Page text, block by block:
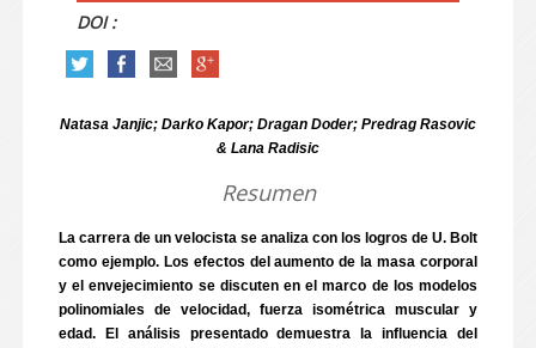
DOI :
Natasa Janjic; Darko Kapor; Dragan Doder; Predrag Rasovic
& Lana Radisic
Resumen
La carrera de un velocista se analiza con los logros de U. Bolt
como ejemplo. Los efectos del aumento de la masa corporal
y el envejecimiento se discuten en el marco de los modelos
polinomiales de velocidad, fuerza isométrica muscular y
edad. El análisis presentado demuestra la influencia del